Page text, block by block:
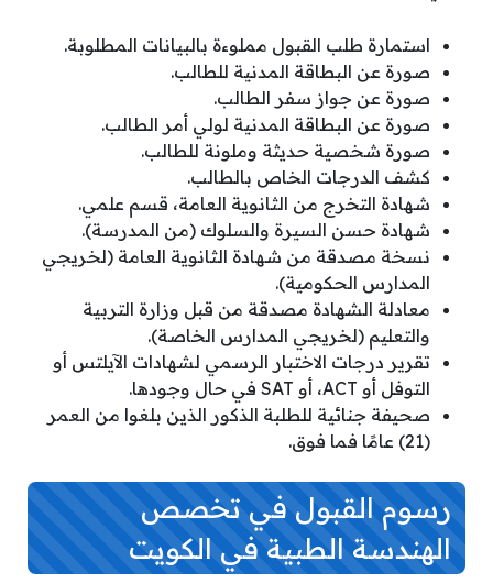
استمارة طلب القبول مملوءة بالبيانات المطلوبة.
صورة عن البطاقة المدنية للطالب.
صورة عن جواز سفر الطالب.
صورة عن البطاقة المدنية لولي أمر الطالب.
صورة شخصية حديثة وملونة للطالب.
كشف الدرجات الخاص بالطالب.
شهادة التخرج من الثانوية العامة، قسم علمي.
شهادة حسن السيرة والسلوك (من المدرسة).
نسخة مصدقة من شهادة الثانوية العامة (لخريجي
المدارس الحكومية).
معادلة الشهادة مصدقة من قبل وزارة التربية
والتعليم (لخريجي المدارس الخاصة).
تقرير درجات الاختبار الرسمي لشهادات الآيلتس أو
التوفل أو ACT، أو SAT في حال وجودها.
صحيفة جنائية للطلبة الذكور الذين بلغوا من العمر
(21) عامًا فما فوق.
رسوم القبول في تخصص
الهندسة الطبية في الكويت